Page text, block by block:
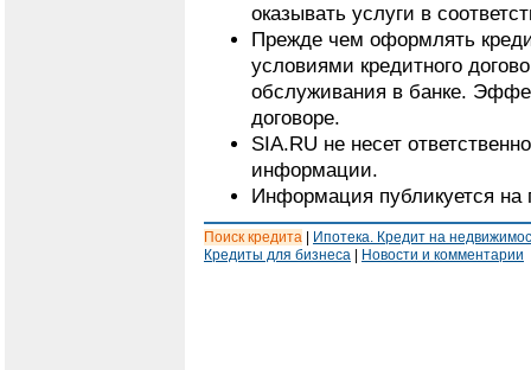
оказывать услуги в
Прежде чем оформлять
условиями кредитного
обслуживания в банке.
договоре.
SIA.RU не несет
информации.
Информация публикуется на
Поиск кредита
Ипотека. Кредит на
Кредиты для бизнеса
Новости и комментарии